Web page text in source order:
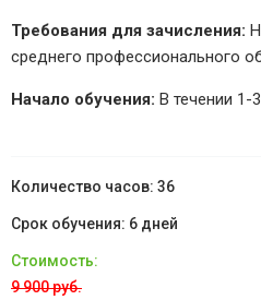
Требования для зачисления:
среднего профессионального
Начало обучения: В течении 1-
36
6 дней
9 900 руб.